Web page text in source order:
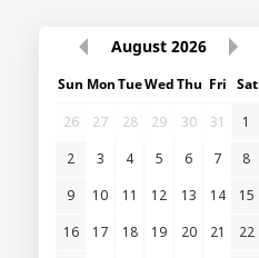
August 2026
Sun MonTueWedThu Fri Sat
26
27 28 29 30 31
1
2
3 4 5 6 7
8
9
10 11 12 13 14
15
16
17 18 19 20 21
22